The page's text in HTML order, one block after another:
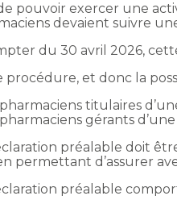
pouvoir exercer une
devaient suivre
du 30 avril 2026,
procédure, et donc la
pharmaciens titulaires
pharmaciens gérants
préalable doit
permettant d’assurer
préalable